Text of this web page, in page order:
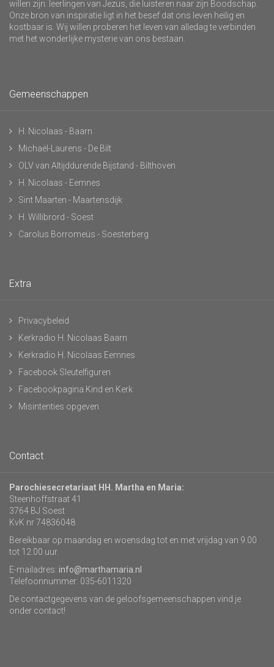
willen zijn: leerlingen van Jezus, die luisteren naar zijn Boodschap.
Onze bron van inspiratie ligt in het besef dat ons leven heilig en
kostbaar is. Wij willen proberen het leven van alledag te verbinden
met het wonderlijke mysterie van ons bestaan.
Gemeenschappen
H. Nicolaas - Baarn
Michaël-Laurens - De Bilt
OLV van Altijddurende Bijstand - Bilthoven
H. Nicolaas - Eemnes
Sint Maarten - Maartensdijk
H. Willibrord - Soest
Carolus Borromeüs - Soesterberg
Extra
Privacybeleid
Kerkradio H. Nicolaas Baarn
Kerkradio H. Nicolaas Eemnes
Facebook Sleutelfiguren
Facebookpagina Kind en Kerk
Misintenties opgeven
Contact
Parochiesecretariaat HH. Martha en Maria:
Steenhoffstraat 41
3764 BJ Soest
KvK nr 74836048
Bereikbaar op maandag en woensdag tot en met vrijdag van 9.00
tot 12.00 uur.
E-mailadres: info@marthamaria.nl
Telefoonnummer: 035-6011320
De contactgegevens van de geloofsgemeenschappen vind je
onder contact!